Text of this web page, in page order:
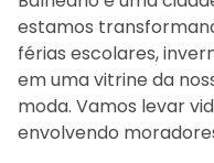
estamos
férias escolares,
em uma vitrine da
moda. Vamos levar
envolvendo